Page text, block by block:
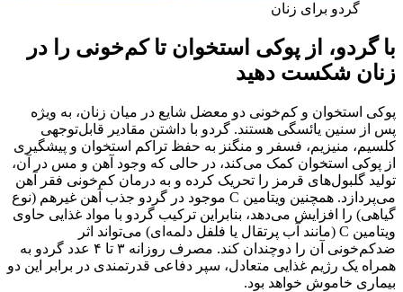
گردو برای زنان
با گردو، از پوکی استخوان تا کم‌خونی را در
زنان شکست دهید
پوکی استخوان و کم‌خونی دو معضل شایع در میان زنان، به ویژه
پس از سنین یائسگی هستند. گردو با داشتن مقادیر قابل‌توجهی
کلسیم، منیزیم، فسفر و منگنز به حفظ تراکم استخوان و پیشگیری
از پوکی استخوان کمک می‌کند، در حالی که وجود آهن و مس در آن،
تولید گلبول‌های قرمز را تحریک کرده و به درمان کم‌خونی فقر آهن
می‌پردازد. همچنین ویتامین C موجود در گردو جذب آهن غیرهم (نوع
گیاهی) را افزایش می‌دهد، بنابراین ترکیب گردو با مواد غذایی حاوی
ویتامین C (مانند آب پرتقال یا فلفل دلمه‌ای) می‌تواند اثر
ضدکم‌خونی آن را دوچندان کند. مصرف روزانه ۳ تا ۴ عدد گردو به
همراه یک رژیم غذایی متعادل، سپر دفاعی قدرتمندی در برابر این دو
بیماری خاموش خواهد بود.